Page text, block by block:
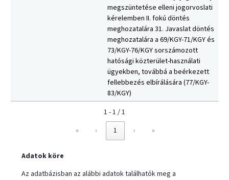
megszüntetése elleni jogorvoslati
kérelemben II. fokú döntés
meghozatalára 31. Javaslat döntés
meghozatalára a 69/KGY-71/KGY és
73/KGY-76/KGY sorszámozott
hatósági közterület-használati
ügyekben, továbbá a beérkezett
fellebbezés elbírálására (77/KGY-
83/KGY)
1 - 1 / 1
«
‹ 1 › »
Adatok köre
Az adatbázisban az alábbi adatok találhatók meg a